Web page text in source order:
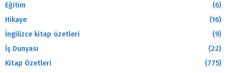
Eğitim
(6)
Hikaye
(16)
İngilizce kitap özetleri
(9)
İş Dunyası
(22)
Kitap Özetleri
(775)